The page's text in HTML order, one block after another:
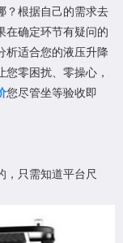
？根据自己的需求去
在确定环节有疑问的
析适合您的液压升降
零困扰、零操心，
您尽管坐等验收即
，只需知道平台尺